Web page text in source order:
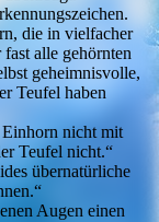
die in vielfacher
alle gehörnten
geheimnisvolle,
Teufel haben
nicht mit
Teufel nicht.“
übernatürliche
Augen einen